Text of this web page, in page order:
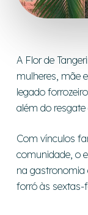
A Flor de
mulheres, mãe
legado
além do
Com vínculos
comunidade, o
na
forró às sextas-